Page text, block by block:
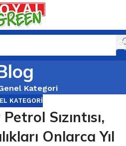
Kategori
KATEGORI
Sızıntısı,
Onlarca Yıl